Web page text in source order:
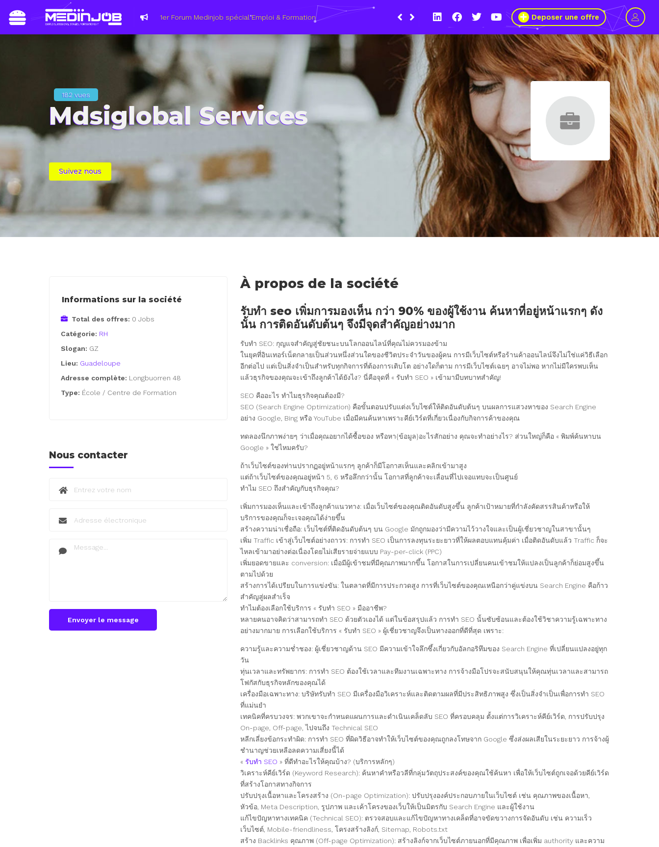
Du 8 au 11 mars 2021, le Wagon Marseille s’engage pour plus de mixité dansDeposer une offre
182 vues
Mdsiglobal Services
Suivez nous
À propos de la société
รับทำ seo เพิ่มการมองเห็น กว่า 90% ของผู้ใช้งาน ค้นหาที่อยู่หน้าแรกๆ ดัง
นั้น การติดอันดับต้นๆ จึงมีจุดสำคัญอย่างมาก
รับทำ SEO: กุญแจสำคัญสู่ชัยชนะบนโลกออนไลน์ที่คุณไม่ควรมองข้าม
ในยุคที่อินเทอร์เน็ตกลายเป็นส่วนหนึ่งส่วนใดของชีวิตประจำวันของผู้คน การมีเว็บไซต์หรือร้านค้าออนไลน์จึงไม่ใช่แค่วิธีเลือก
อีกต่อไป แต่เป็นสิ่งจำเป็นสำหรับทุกกิจการที่ต้องการเติบโต อย่างใดก็ตาม การมีเว็บไซต์เฉยๆ อาจไม่พอ หากไม่มีใครพบเห็น
แล้วธุรกิจของคุณจะเข้าถึงลูกค้าได้ยังไง? นี่คือจุดที่ « รับทำ SEO » เข้ามามีบทบาทสำคัญ!
SEO คืออะไร ทำไมธุรกิจคุณต้องมี?
SEO (Search Engine Optimization) คือขั้นตอนปรับแต่งเว็บไซต์ให้ติดอันดับต้นๆ บนผลการแสวงหาของ Search Engine
อย่าง Google, Bing หรือ YouTube เมื่อมีคนค้นหาเพราะคีย์เวิร์ดที่เกี่ยวเนื่องกับกิจการค้าของคุณ
ทดลองนึกภาพง่ายๆ ว่าเมื่อคุณอยากได้ซื้อของ หรือหา{ข้อมูล}อะไรสักอย่าง คุณจะทำอย่างไร? ส่วนใหญ่ก็คือ « พิมพ์ค้นหาบน
Google » ใช่ไหมครับ?
ถ้าเว็บไซต์ของท่านปรากฏอยู่หน้าแรกๆ ลูกค้าก็มีโอกาสเห็นและคลิกเข้ามาสูง
แต่ถ้าเว็บไซต์ของคุณอยู่หน้า 5, 6 หรือลึกกว่านั้น โอกาสที่ลูกค้าจะเลื่อนที่ไปเจอแทบจะเป็นศูนย์
ทำไม SEO ถึงสำคัญกับธุรกิจคุณ?
เพิ่มการมองเห็นและเข้าถึงลูกค้าแนวทาง: เมื่อเว็บไซต์ของคุณติดอันดับสูงขึ้น ลูกค้าเป้าหมายที่กำลังคัดสรรสินค้าหรือให้
บริการของคุณก็จะเจอคุณได้ง่ายขึ้น
สร้างความน่าเชื่อถือ: เว็บไซต์ที่ติดอันดับต้นๆ บน Google มักถูกมองว่ามีความไว้วางใจและเป็นผู้เชี่ยวชาญในสาขานั้นๆ
เพิ่ม Traffic เข้าสู่เว็บไซต์อย่างถาวร: การทำ SEO เป็นการลงทุนระยะยาวที่ให้ผลตอบแทนคุ้มค่า เมื่อติดอันดับแล้ว Traffic ก็จะ
ไหลเข้ามาอย่างต่อเนื่องโดยไม่เสียรายจ่ายแบบ Pay-per-click (PPC)
เพิ่มยอดขายและ conversion: เมื่อมีผู้เข้าชมที่มีคุณภาพมากขึ้น โอกาสในการเปลี่ยนคนเข้าชมให้แปลงเป็นลูกค้าก็ย่อมสูงขึ้น
ตามไปด้วย
สร้างการได้เปรียบในการแข่งขัน: ในตลาดที่มีการประกวดสูง การที่เว็บไซต์ของคุณเหนือกว่าคู่แข่งบน Search Engine คือก้าว
สำคัญสู่ผลสำเร็จ
ทำไมต้องเลือกใช้บริการ « รับทำ SEO » มืออาชีพ?
หลายคนอาจคิดว่าสามารถทำ SEO ด้วยตัวเองได้ แต่ในข้อสรุปแล้ว การทำ SEO นั้นซับซ้อนและต้องใช้วิชาความรู้เฉพาะทาง
อย่างมากมาย การเลือกใช้บริการ « รับทำ SEO » ผู้เชี่ยวชาญจึงเป็นทางออกที่ดีที่สุด เพราะ:
ความรู้และความช่ำชอง: ผู้เชี่ยวชาญด้าน SEO มีความเข้าใจลึกซึ้งเกี่ยวกับอัลกอริทึมของ Search Engine ที่เปลี่ยนแปลงอยู่ทุก
วัน
ทุ่นเวลาและทรัพยากร: การทำ SEO ต้องใช้เวลาและทีมงานเฉพาะทาง การจ้างมือโปรจะสนับสนุนให้คุณทุ่นเวลาและสามารถ
โฟกัสกับธุรกิจหลักของคุณได้
เครื่องมือเฉพาะทาง: บริษัทรับทำ SEO มีเครื่องมือวิเคราะห์และติดตามผลที่มีประสิทธิภาพสูง ซึ่งเป็นสิ่งจำเป็นเพื่อการทำ SEO
ที่แม่นยำ
เทคนิคที่ครบวงจร: พวกเขาจะกำหนดแผนการและดำเนินเคล็ดลับ SEO ที่ครอบคลุม ตั้งแต่การวิเคราะห์คีย์เวิร์ด, การปรับปรุง
On-page, Off-page, ไปจนถึง Technical SEO
หลีกเลี่ยงข้อกระทำผิด: การทำ SEO ที่ผิดวิธีอาจทำให้เว็บไซต์ของคุณถูกลงโทษจาก Google ซึ่งส่งผลเสียในระยะยาว การจ้างผู้
ชำนาญช่วยเหลือลดความเสี่ยงนี้ได้
«รับทำ SEO » ที่ดีทำอะไรให้คุณบ้าง? (บริการหลักๆ)
วิเคราะห์คีย์เวิร์ด (Keyword Research): ค้นหาคำหรือวลีที่กลุ่มวัตถุประสงค์ของคุณใช้ค้นหา เพื่อให้เว็บไซต์ถูกเจอด้วยคีย์เวิร์ด
ที่สร้างโอกาสทางกิจการ
ปรับปรุงเนื้อหาและโครงสร้าง (On-page Optimization): ปรับปรุงองค์ประกอบภายในเว็บไซต์ เช่น คุณภาพของเนื้อหา,
หัวข้อ, Meta Description, รูปภาพ และเค้าโครงของเว็บให้เป็นมิตรกับ Search Engine และผู้ใช้งาน
แก้ไขปัญหาทางเทคนิค (Technical SEO): ตรวจสอบและแก้ไขปัญหาทางเคล็ดที่อาจขัดขวางการจัดอันดับ เช่น ความเร็ว
เว็บไซต์, Mobile-friendliness, โครงสร้างลิงก์, Sitemap, Robots.txt
สร้าง Backlinks คุณภาพ (Off-page Optimization): สร้างลิงก์จากเว็บไซต์ภายนอกที่มีคุณภาพ เพื่อเพิ่ม authority และความ
Informations sur la société
Total des offres: 0 Jobs
Catégorie: RH
Slogan: GZ
Lieu: Guadeloupe
Adresse complète: Longbuorren 48
Type: École / Centre de Formation
Nous contacter
Envoyer le message